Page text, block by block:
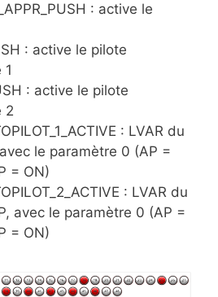
: active le
: active le pilote
1
: active le pilote
2
: LVAR du
le paramètre 0 (AP =
= ON)
: LVAR du
avec le paramètre 0 (AP =
= ON)